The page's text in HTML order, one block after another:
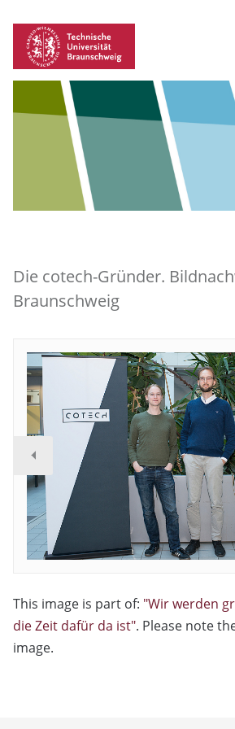
Die cotech-Gründer.
Braunschweig
This image is part of: "Wir werden
die Zeit dafür da ist". Please note
image.